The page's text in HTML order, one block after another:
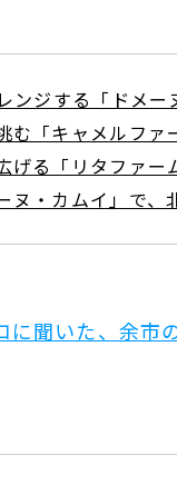
ジする「ドメー
「キャメルファ
る「リタファー
・カムイ」で、
に聞いた、余市